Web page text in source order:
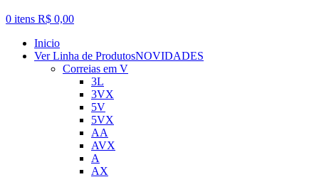
0 itens R$ 0,00
Inicio
Ver Linha de ProdutosNOVIDADES
Correias em V
3L
3VX
5V
5VX
AA
AVX
A
AX